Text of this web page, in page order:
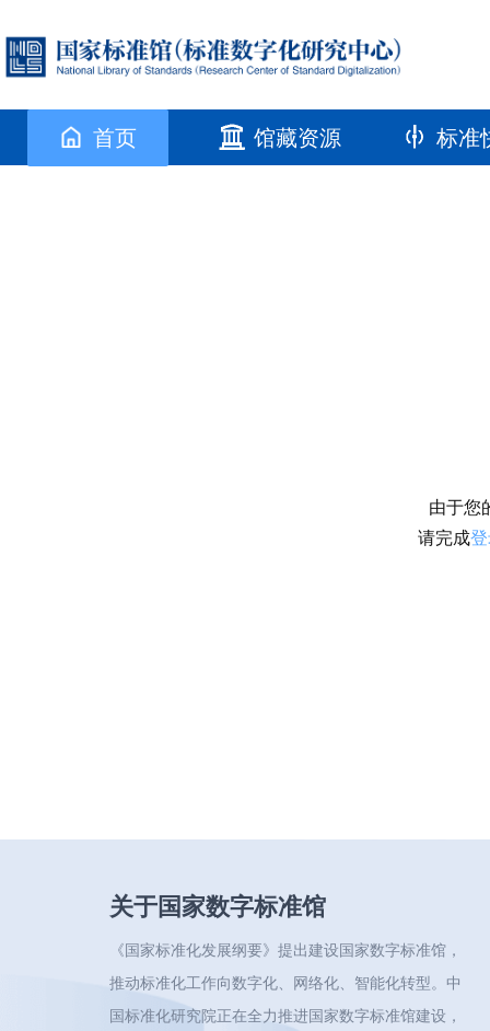
首页 馆藏资源 标准
由于您
请完成
关于国家数字标准馆
《国家标准化发展纲要》提出建设国家数字标准馆，
推动标准化工作向数字化、网络化、智能化转型。中
国标准化研究院正在全力推进国家数字标准馆建设，